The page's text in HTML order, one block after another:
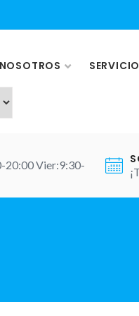
20:00 Vier:9:30-